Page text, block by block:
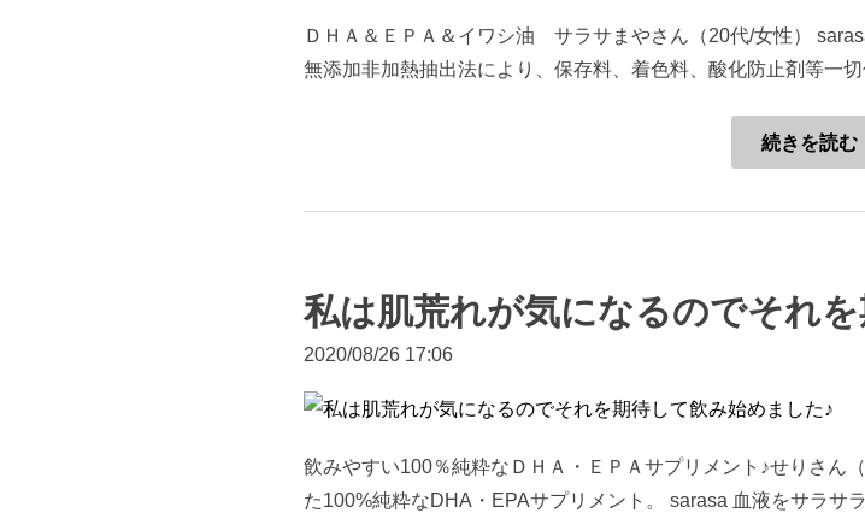
ＤＨＡ＆ＥＰＡ＆イワシ油 サラサまやさん（20代/女性）
無添加非加熱抽出法により、保存料、着色料、酸化防止剤等一
続きを読む
私は肌荒れが気になるのでそれ
2020/08/26 17:06
飲みやすい100％純粋なＤＨＡ・ＥＰＡサプリメント♪せりさん
た100%純粋なDHA・EPAサプリメント。 sarasa 血液をサラサ